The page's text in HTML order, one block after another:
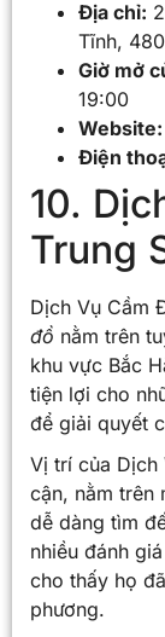
Địa chỉ:
Tĩnh,
Giờ mở
19:00
Website:
Điện
10.
Trung
Dịch Vụ Cầm
đồ nằm trên
khu vực Bắc
tiện lợi cho
để giải quyết
Vị trí của Dịch
cận, nằm trên
dễ dàng tìm
nhiều đánh
cho thấy họ
phương.